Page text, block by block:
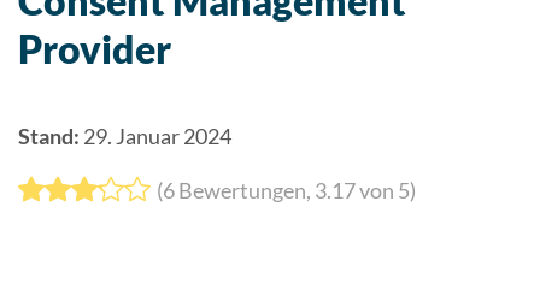
Provider
Stand: 29. Januar 2024
(6Bewertungen, 3.17von 5)